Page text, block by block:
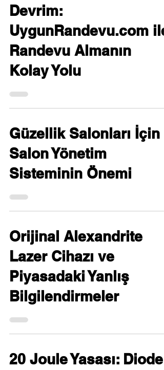
Devrim:
UygunRandevu.com ile
Randevu Almanın
Kolay Yolu
Güzellik Salonları İçin
Salon Yönetim
Sisteminin Önemi
Orijinal Alexandrite
Lazer Cihazı ve
Piyasadaki Yanlış
Bilgilendirmeler
20 Joule Yasası: Diode